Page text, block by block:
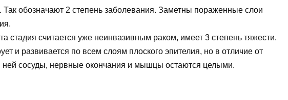
Так обозначают 2 степень заболевания. Заметны пораженные слои
стадия считается уже неинвазивным раком, имеет 3 степень тяжести.
и развивается по всем слоям плоского эпителия, но в отличие от
ней сосуды, нервные окончания и мышцы остаются целыми.